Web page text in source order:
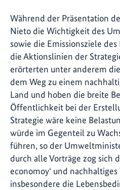
Während der Präsentation
Nieto die Wichtigkeit des
sowie die Emissionsziele
die Aktionslinien der
erörterten unter anderem
dem Weg zu einem
Land und hoben die breite
Öffentlichkeit bei der
Strategie wäre keine
würde im Gegenteil zu
führen, so der
durch alle Vorträge zog sich
economoy‘ und
insbesondere die